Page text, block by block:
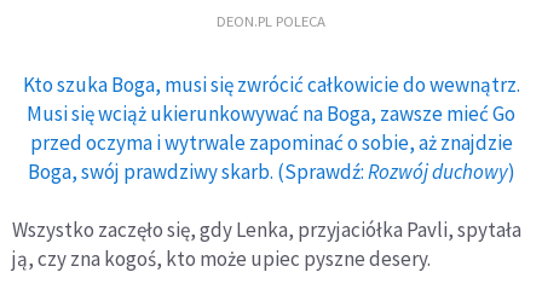
DEON.PL POLECA
Kto szuka Boga, musi się zwrócić całkowicie do wewnątrz.
Musi się wciąż ukierunkowywać na Boga, zawsze mieć Go
przed oczyma i wytrwale zapominać o sobie, aż znajdzie
Boga, swój prawdziwy skarb. (Sprawdź:Rozwój duchowy)
Wszystko zaczęło się, gdy Lenka, przyjaciółka Pavli, spytała
ją, czy zna kogoś, kto może upiec pyszne desery.